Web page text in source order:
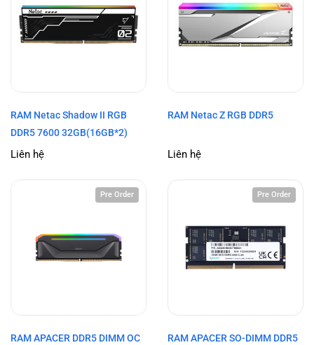
RAM Netac Shadow II RGB
DDR5 7600 32GB(16GB*2)
Liên hệ
RAM Netac Z RGB DDR5
Liên hệ
Pre Order
RAM APACER DDR5 DIMM OC
Pre Order
RAM APACER SO-DIMM DDR5